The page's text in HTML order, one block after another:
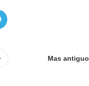
Mas antiguo